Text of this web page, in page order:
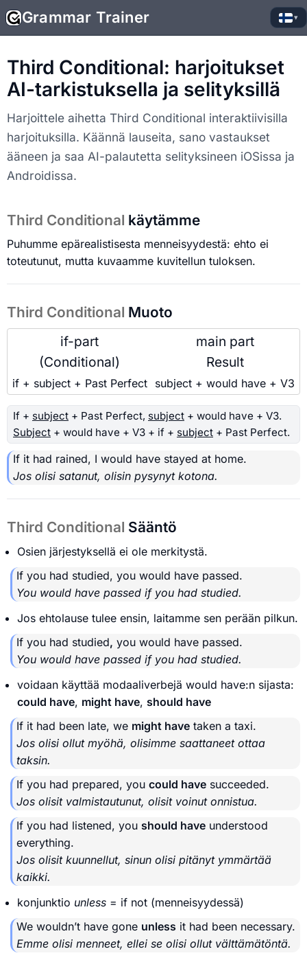
Grammar Trainer ▾
Third Conditional: harjoitukset
AI-tarkistuksella ja selityksillä
Harjoittele aihetta Third Conditional interaktiivisilla
harjoituksilla. Käännä lauseita, sano vastaukset
ääneen ja saa AI-palautetta selityksineen iOSissa ja
Androidissa.
Third Conditional käytämme
Puhumme epärealistisesta menneisyydestä: ehto ei
toteutunut, mutta kuvaamme kuvitellun tuloksen.
Third Conditional Muoto
if-part
(Conditional)
main part
Result
if + subject + Past Perfect subject + would have + V3
If + subject + Past Perfect, subject + would have + V3.
Subject + would have + V3 + if + subject + Past Perfect.
If it had rained, I would have stayed at home.
Jos olisi satanut, olisin pysynyt kotona.
Third Conditional Sääntö
Osien järjestyksellä ei ole merkitystä.
If you had studied, you would have passed.
You would have passed if you had studied.
Jos ehtolause tulee ensin, laitamme sen perään pilkun.
If you had studied, you would have passed.
You would have passed if you had studied.
voidaan käyttää modaaliverbejä would have:n sijasta:
could have, might have, should have
If it had been late, we might have taken a taxi.
Jos olisi ollut myöhä, olisimme saattaneet ottaa
taksin.
If you had prepared, you could have succeeded.
Jos olisit valmistautunut, olisit voinut onnistua.
If you had listened, you should have understood
everything.
Jos olisit kuunnellut, sinun olisi pitänyt ymmärtää
kaikki.
konjunktio unless = if not (menneisyydessä)
We wouldn’t have gone unless it had been necessary.
Emme olisi menneet, ellei se olisi ollut välttämätöntä.